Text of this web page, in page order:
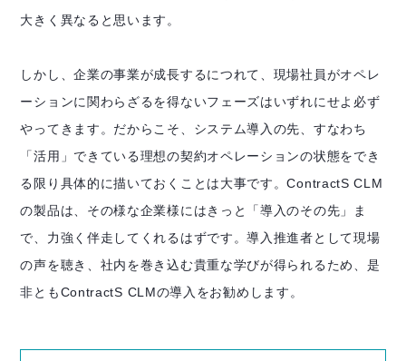
大きく異なると思います。
しかし、企業の事業が成長するにつれて、現場社員がオペレ
ーションに関わらざるを得ないフェーズはいずれにせよ必ず
やってきます。だからこそ、システム導入の先、すなわち
「活用」できている理想の契約オペレーションの状態をでき
る限り具体的に描いておくことは大事です。ContractS CLM
の製品は、その様な企業様にはきっと「導入のその先」ま
で、力強く伴走してくれるはずです。導入推進者として現場
の声を聴き、社内を巻き込む貴重な学びが得られるため、是
非ともContractS CLMの導入をお勧めします。